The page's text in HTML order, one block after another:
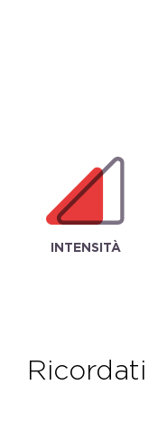
INTENSITÀ
ricordati